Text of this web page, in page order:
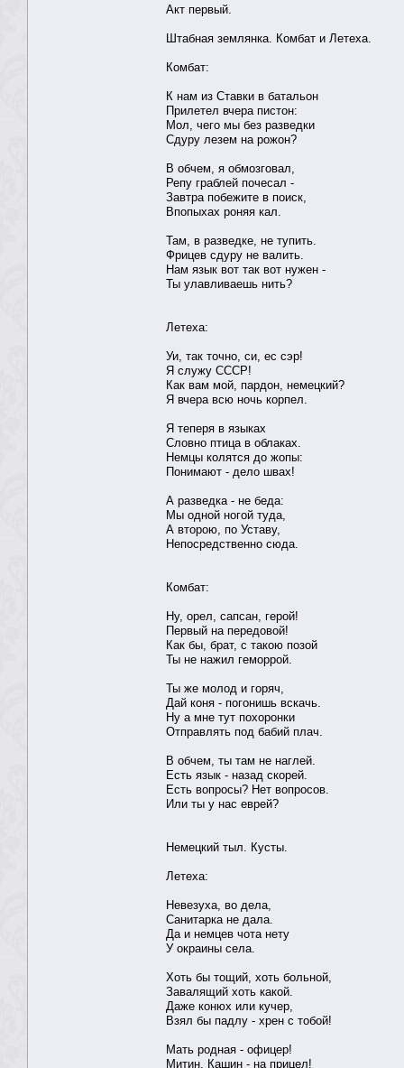
Акт первый.
Штабная землянка. Комбат и Летеха.
Комбат:
К нам из Ставки в батальон
Прилетел вчера пистон:
Мол, чего мы без разведки
Сдуру лезем на рожон?
В обчем, я обмозговал,
Репу граблей почесал -
Завтра побежите в поиск,
Впопыхах роняя кал.
Там, в разведке, не тупить.
Фрицев сдуру не валить.
Нам язык вот так вот нужен -
Ты улавливаешь нить?
Летеха:
Уи, так точно, си, ес сэр!
Я служу СССР!
Как вам мой, пардон, немецкий?
Я вчера всю ночь корпел.
Я теперя в языках
Словно птица в облаках.
Немцы колятся до жопы:
Понимают - дело швах!
А разведка - не беда:
Мы одной ногой туда,
А второю, по Уставу,
Непосредственно сюда.
Комбат:
Ну, орел, сапсан, герой!
Первый на передовой!
Как бы, брат, с такою позой
Ты не нажил геморрой.
Ты же молод и горяч,
Дай коня - погонишь вскачь.
Ну а мне тут похоронки
Отправлять под бабий плач.
В обчем, ты там не наглей.
Есть язык - назад скорей.
Есть вопросы? Нет вопросов.
Или ты у нас еврей?
Немецкий тыл. Кусты.
Летеха:
Невезуха, во дела,
Санитарка не дала.
Да и немцев чота нету
У окраины села.
Хоть бы тощий, хоть больной,
Завалящий хоть какой.
Даже конюх или кучер,
Взял бы падлу - хрен с тобой!
Мать родная - офицер!
Митин, Кашин - на прицел!